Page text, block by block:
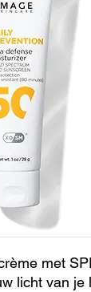
met
licht van je